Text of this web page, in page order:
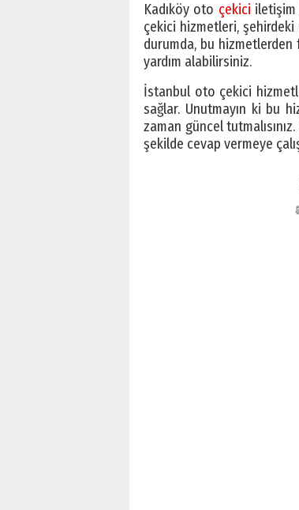
Kadıköy oto çekici
çekici hizmetleri, şehirdeki
durumda, bu hizmetlerden
yardım alabilirsiniz.
İstanbul oto çekici
sağlar. Unutmayın ki bu
zaman güncel
şekilde cevap vermeye